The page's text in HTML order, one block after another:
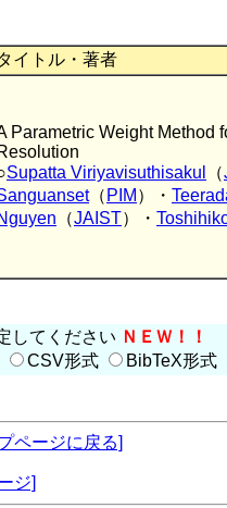
イトル・著者
Parametric Weight Method
Supatta Viriyavisuthisakul （
（ PIM ）・
（JAIST）・
してください ＮＥＷ！！
CSV形式 BibTeX形式
ページに戻る]
ジ]